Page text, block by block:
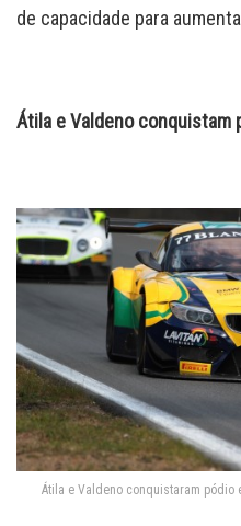
de capacidade para
Átila e Valdeno conquistam
Átila e Valdeno conquistaram pódio